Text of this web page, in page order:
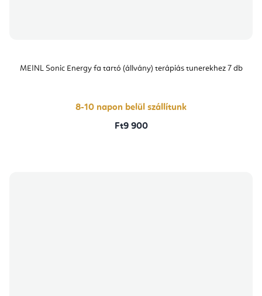
MEINL Sonic Energy fa tartó (állvány) terápiás tunerekhez 7 db
8-10 napon belül szállítunk
Ft9 900